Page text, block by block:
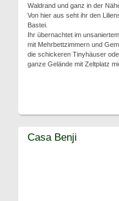
Waldrand und ganz in der
Von hier aus seht ihr den
Bastei.
Ihr übernachtet im
mit Mehrbettzimmern und
die schickeren Tinyhäuser
ganze Gelände mit Zeltplatz
Casa Benji